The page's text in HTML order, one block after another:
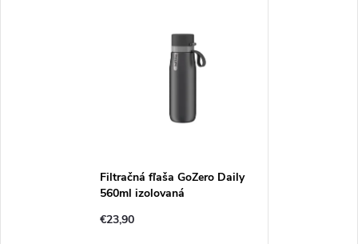
Filtračná fľaša GoZero Daily
560ml izolovaná
€23,90